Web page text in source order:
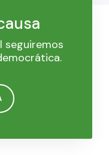
seguiremos